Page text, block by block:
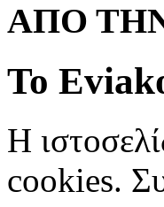
ΑΠΟ
Το
Η
cookies.